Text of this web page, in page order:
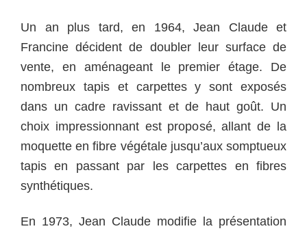
Un an plus tard, en 1964, Jean Claude et
Francine décident de doubler leur surface de
vente, en aménageant le premier étage. De
nombreux tapis et carpettes y sont exposés
dans un cadre ravissant et de haut goût. Un
choix impressionnant est proposé, allant de la
moquette en fibre végétale jusqu’aux somptueux
tapis en passant par les carpettes en fibres
synthétiques.
En 1973, Jean Claude modifie la présentation